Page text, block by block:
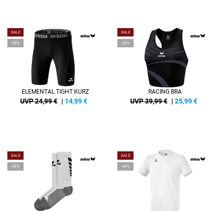
SALE
-40%
ELEMENTAL TIGHT KURZ
UVP 24,99 € | 14,99€
SALE
-35%
RACING BRA
UVP 39,99 € | 25,99€
SALE
-40%
SALE
-45%